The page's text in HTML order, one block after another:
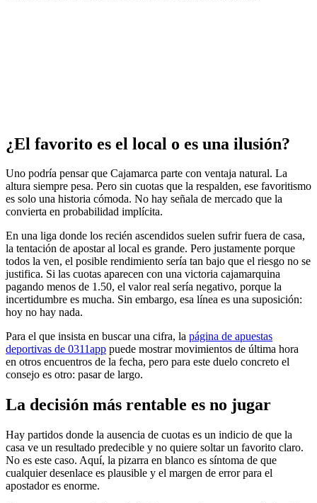
¿El favorito es el local o es una ilusión?
Uno podría pensar que Cajamarca parte con ventaja natural. La
altura siempre pesa. Pero sin cuotas que la respalden, ese favoritismo
es solo una historia cómoda. No hay señala de mercado que la
convierta en probabilidad implícita.
En una liga donde los recién ascendidos suelen sufrir fuera de casa,
la tentación de apostar al local es grande. Pero justamente porque
todos la ven, el posible rendimiento sería tan bajo que el riesgo no se
justifica. Si las cuotas aparecen con una victoria cajamarquina
pagando menos de 1.50, el valor real sería negativo, porque la
incertidumbre es mucha. Sin embargo, esa línea es una suposición:
hoy no hay nada.
Para el que insista en buscar una cifra, la página de apuestas
deportivas de 0311app puede mostrar movimientos de última hora
en otros encuentros de la fecha, pero para este duelo concreto el
consejo es otro: pasar de largo.
La decisión más rentable es no jugar
Hay partidos donde la ausencia de cuotas es un indicio de que la
casa ve un resultado predecible y no quiere soltar un favorito claro.
No es este caso. Aquí, la pizarra en blanco es síntoma de que
cualquier desenlace es plausible y el margen de error para el
apostador es enorme.